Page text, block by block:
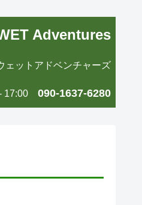
Adventures
ェットアドベンチャーズ
17:00 090-1637-6280